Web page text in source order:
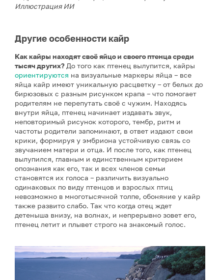
Иллюстрация ИИ
Другие особенности кайр
Как кайры находят своё яйцо и своего птенца среди
тысяч других? До того как птенец вылупится, кайры
ориентируются на визуальные маркеры яйца – все
яйца кайр имеют уникальную расцветку – от белых до
бирюзовых с разным рисунком крапа – что помогает
родителям не перепутать своё с чужим. Находясь
внутри яйца, птенец начинает издавать звук,
неповторимый рисунок которого, тембр, ритм и
частоты родители запоминают, в ответ издают свои
крики, формируя у эмбриона устойчивую связь со
звучанием матери и отца. И после того, как птенец
вылупился, главным и единственным критерием
опознания как его, так и всех членов семьи
становятся их голоса – различить визуально
одинаковых по виду птенцов и взрослых птиц
невозможно в многотысячной толпе, обоняние у кайр
также развито слабо. Так что когда отец ждет
детеныша внизу, на волнах, и непрерывно зовет его,
птенец летит и плывет строго на знакомый голос.